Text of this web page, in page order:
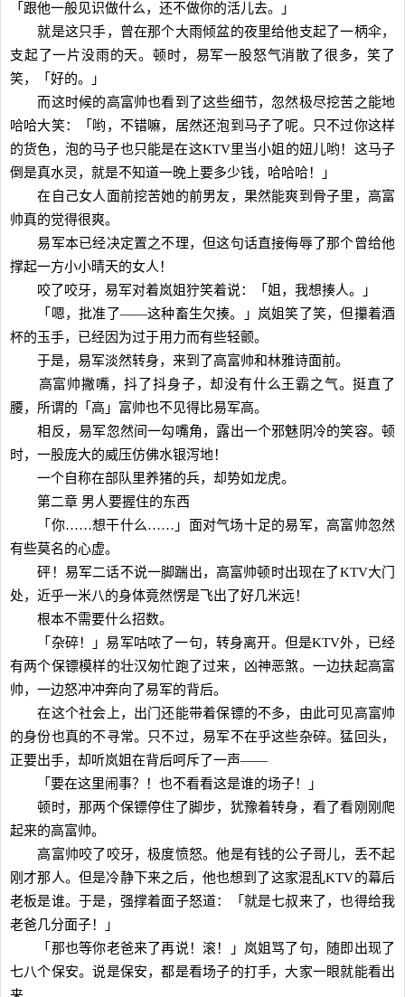
「跟他一般见识做什么，还不做你的活儿去。」
就是这只手，曾在那个大雨倾盆的夜里给他支起了一柄伞，
支起了一片没雨的天。顿时，易军一股怒气消散了很多，笑了
笑，「好的。」
而这时候的高富帅也看到了这些细节，忽然极尽挖苦之能地
哈哈大笑：「哟，不错嘛，居然还泡到马子了呢。只不过你这样
的货色，泡的马子也只能是在这KTV里当小姐的妞儿哟！这马子
倒是真水灵，就是不知道一晚上要多少钱，哈哈哈！」
在自己女人面前挖苦她的前男友，果然能爽到骨子里，高富
帅真的觉得很爽。
易军本已经决定置之不理，但这句话直接侮辱了那个曾给他
撑起一方小小晴天的女人！
咬了咬牙，易军对着岚姐狞笑着说：「姐，我想揍人。」
「嗯，批准了——这种畜生欠揍。」岚姐笑了笑，但攥着酒
杯的玉手，已经因为过于用力而有些轻颤。
于是，易军淡然转身，来到了高富帅和林雅诗面前。
高富帅撇嘴，抖了抖身子，却没有什么王霸之气。挺直了
腰，所谓的「高」富帅也不见得比易军高。
相反，易军忽然间一勾嘴角，露出一个邪魅阴冷的笑容。顿
时，一股庞大的威压仿佛水银泻地！
一个自称在部队里养猪的兵，却势如龙虎。
第二章 男人要握住的东西
「你……想干什么……」面对气场十足的易军，高富帅忽然
有些莫名的心虚。
砰！易军二话不说一脚踹出，高富帅顿时出现在了KTV大门
处，近乎一米八的身体竟然愣是飞出了好几米远！
根本不需要什么招数。
「杂碎！」易军咕哝了一句，转身离开。但是KTV外，已经
有两个保镖模样的壮汉匆忙跑了过来，凶神恶煞。一边扶起高富
帅，一边怒冲冲奔向了易军的背后。
在这个社会上，出门还能带着保镖的不多，由此可见高富帅
的身份也真的不寻常。只不过，易军不在乎这些杂碎。猛回头，
正要出手，却听岚姐在背后呵斥了一声——
「要在这里闹事？！也不看看这是谁的场子！」
顿时，那两个保镖停住了脚步，犹豫着转身，看了看刚刚爬
起来的高富帅。
高富帅咬了咬牙，极度愤怒。他是有钱的公子哥儿，丢不起
刚才那人。但是冷静下来之后，他也想到了这家混乱KTV的幕后
老板是谁。于是，强撑着面子怒道：「就是七叔来了，也得给我
老爸几分面子！」
「那也等你老爸来了再说！滚！」岚姐骂了句，随即出现了
七八个保安。说是保安，都是看场子的打手，大家一眼就能看出